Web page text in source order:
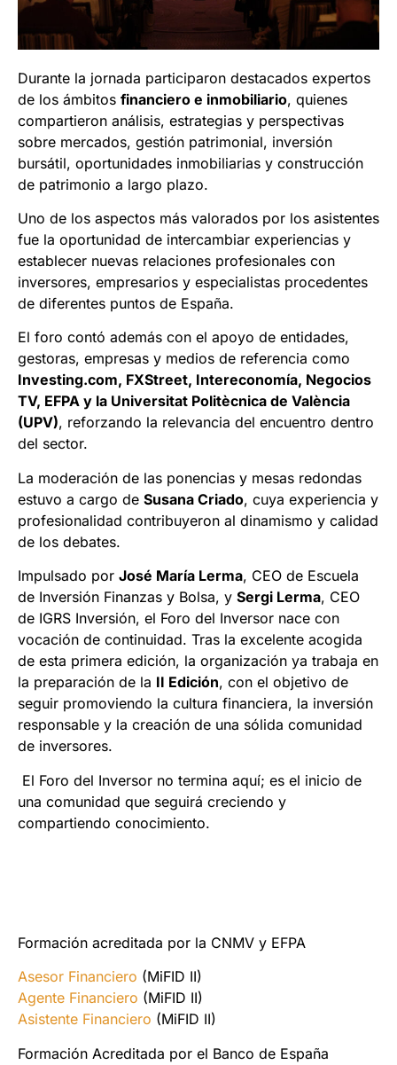
Durante la jornada participaron destacados expertos
de los ámbitos financiero e inmobiliario, quienes
compartieron análisis, estrategias y perspectivas
sobre mercados, gestión patrimonial, inversión
bursátil, oportunidades inmobiliarias y construcción
de patrimonio a largo plazo.
Uno de los aspectos más valorados por los asistentes
fue la oportunidad de intercambiar experiencias y
establecer nuevas relaciones profesionales con
inversores, empresarios y especialistas procedentes
de diferentes puntos de España.
El foro contó además con el apoyo de entidades,
gestoras, empresas y medios de referencia como
Investing.com, FXStreet, Intereconomía, Negocios
TV, EFPA y la Universitat Politècnica de València
(UPV), reforzando la relevancia del encuentro dentro
del sector.
La moderación de las ponencias y mesas redondas
estuvo a cargo de Susana Criado, cuya experiencia y
profesionalidad contribuyeron al dinamismo y calidad
de los debates.
Impulsado por José María Lerma, CEO de Escuela
de Inversión Finanzas y Bolsa, y Sergi Lerma, CEO
de IGRS Inversión, el Foro del Inversor nace con
vocación de continuidad. Tras la excelente acogida
de esta primera edición, la organización ya trabaja en
la preparación de la II Edición, con el objetivo de
seguir promoviendo la cultura financiera, la inversión
responsable y la creación de una sólida comunidad
de inversores.
El Foro del Inversor no termina aquí; es el inicio de
una comunidad que seguirá creciendo y
compartiendo conocimiento.
Formación acreditada por la CNMV y EFPA
Asesor Financiero (MiFID II)
Agente Financiero (MiFID II)
Asistente Financiero (MiFID II)
Formación Acreditada por el Banco de España